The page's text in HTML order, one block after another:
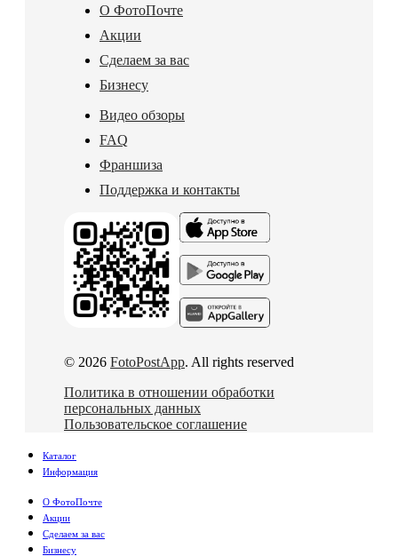
О ФотоПочте
Акции
Сделаем за вас
Бизнесу
Видео обзоры
FAQ
Франшиза
Поддержка и контакты
© 2026 FotoPostApp. All rights reserved
Политика в отношении обработки
персональных данных
Пользовательское соглашение
Каталог
Информация
О ФотоПочте
Акции
Сделаем за вас
Бизнесу